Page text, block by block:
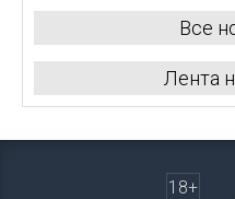
Все
Лента
18+